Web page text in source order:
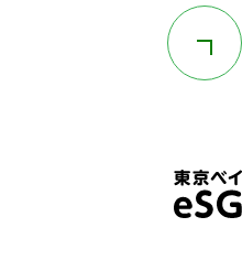
このペー